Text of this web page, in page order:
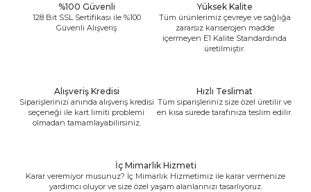
%100 Güvenli
128 Bit SSL Sertifikası ile %100
Güvenli Alışveriş
Yüksek Kalite
Tüm ürünlerimiz çevreye ve sağlığa
zararsız kanserojen madde
içermeyen E1 Kalite Standardında
üretilmiştir.
Alışveriş Kredisi
Siparişlerinizi anında alışveriş kredisi
seçeneği ile kart limiti problemi
olmadan tamamlayabilirsiniz.
Hızlı Teslimat
Tüm siparişleriniz size özel üretilir ve
en kısa sürede tarafınıza teslim edilir.
İç Mimarlık Hizmeti
Karar veremiyor musunuz? İç Mimarlık Hizmetimiz ile karar vermenize
yardımcı oluyor ve size özel yaşam alanlarınızı tasarlıyoruz.